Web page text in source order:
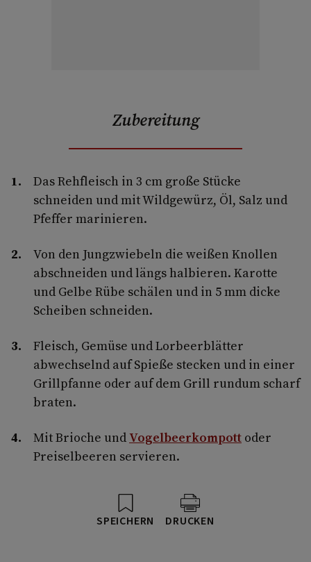
Zubereitung
Das Rehfleisch in 3 cm große Stücke
schneiden und mit Wildgewürz, Öl, Salz und
Pfeffer marinieren.
Von den Jungzwiebeln die weißen Knollen
abschneiden und längs halbieren. Karotte
und Gelbe Rübe schälen und in 5 mm dicke
Scheiben schneiden.
Fleisch, Gemüse und Lorbeerblätter
abwechselnd auf Spieße stecken und in einer
Grillpfanne oder auf dem Grill rundum scharf
braten.
Mit Brioche undVogelbeerkompott oder
Preiselbeeren servieren.
SPEICHERN DRUCKEN